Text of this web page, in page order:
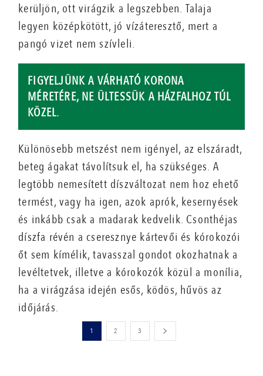
kerüljön, ott virágzik a legszebben. Talaja
legyen középkötött, jó vízáteresztő, mert a
pangó vizet nem szívleli.
FIGYELJÜNK A VÁRHATÓ KORONA
MÉRETÉRE, NE ÜLTESSÜK A HÁZFALHOZ TÚL
KÖZEL.
Különösebb metszést nem igényel, az elszáradt,
beteg ágakat távolítsuk el, ha szükséges. A
legtöbb nemesített díszváltozat nem hoz ehető
termést, vagy ha igen, azok aprók, kesernyések
és inkább csak a madarak kedvelik. Csonthéjas
díszfa révén a cseresznye kártevői és kórokozói
őt sem kímélik, tavasszal gondot okozhatnak a
levéltetvek, illetve a kórokozók közül a monília,
ha a virágzása idején esős, ködös, hűvös az
időjárás.
1 2 3